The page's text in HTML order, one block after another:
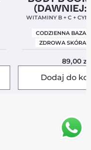
(DAWNIEJ:
WITAMINY B + C +
CODZIENNA BAZA
ZDROWA SKÓRA I
89,00zł
Dodaj do